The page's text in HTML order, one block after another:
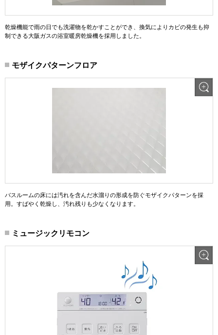
乾燥機能で雨の日でも洗濯物を乾かすことができ、換気によりカビの発生も抑
制できる大阪ガスの浴室暖房乾燥機を採用しました。
モザイクパターンフロア
バスルームの床には汚れを含んだ水溜りの形成を防ぐモザイクパターンを採
用。すばやく乾燥し、汚れ残りも少なくなります。
ミュージックリモコン